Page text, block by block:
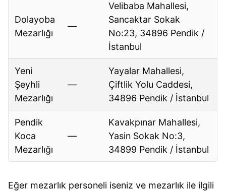
Dolayoba
Mezarlığı
—
Velibaba Mahallesi,
Sancaktar Sokak
No:23, 34896 Pendik /
İstanbul
Yeni
Şeyhli
Mezarlığı
—
Yayalar Mahallesi,
Çiftlik Yolu Caddesi,
34896 Pendik / İstanbul
Pendik
Koca
Mezarlığı
—
Kavakpınar Mahallesi,
Yasin Sokak No:3,
34899 Pendik / İstanbul
Eğer mezarlık personeli iseniz ve mezarlık ile ilgili